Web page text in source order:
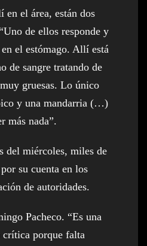
en el área, están dos
de ellos responde y
el estómago. Allí está
de sangre tratando de
gruesas. Lo único
y una mandarria (…)
más nada”.
del miércoles, miles de
su cuenta en los
de autoridades.
Pacheco. “Es una
crítica porque falta